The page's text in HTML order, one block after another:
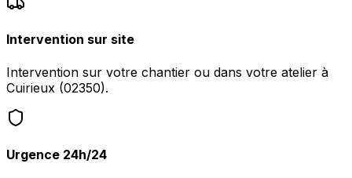
Intervention sur site
Intervention sur votre chantier ou dans votre atelier à
Cuirieux (02350).
Urgence 24h/24